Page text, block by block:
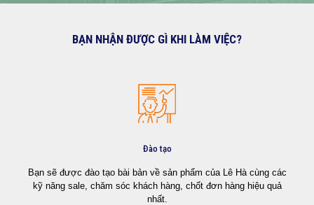
BẠN NHẬN ĐƯỢC GÌ KHI LÀM VIỆC?
Đào tạo
Bạn sẽ được đào tạo bài bản về sản phẩm của Lê Hà cùng các
kỹ năng sale, chăm sóc khách hàng, chốt đơn hàng hiệu quả
nhất.